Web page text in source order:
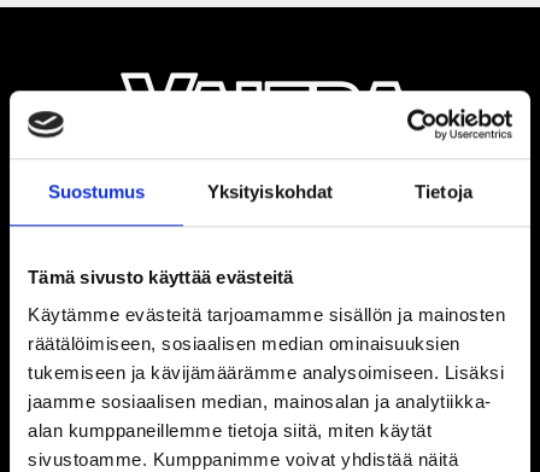
Suostumus Yksityiskohdat Tietoja
Tämä sivusto käyttää evästeitä
Käytämme evästeitä tarjoamamme sisällön ja mainosten
räätälöimiseen, sosiaalisen median ominaisuuksien
tukemiseen ja kävijämäärämme analysoimiseen. Lisäksi
jaamme sosiaalisen median, mainosalan ja analytiikka-
alan kumppaneillemme tietoja siitä, miten käytät
sivustoamme. Kumppanimme voivat yhdistää näitä